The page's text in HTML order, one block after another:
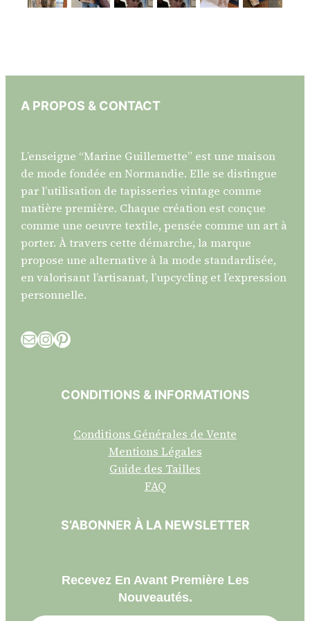
A PROPOS & CONTACT
L’enseigne “Marine Guillemette” est une maison
de mode fondée en Normandie. Elle se distingue
par l’utilisation de tapisseries vintage comme
matière première. Chaque création est conçue
comme une oeuvre textile, pensée comme un art à
porter. À travers cette démarche, la marque
propose une alternative à la mode standardisée,
en valorisant l’artisanat, l’upcycling et l’expression
personnelle.
E-mail InstagramPinterest
CONDITIONS & INFORMATIONS
Conditions Générales de Vente
Mentions Légales
Guide des Tailles
FAQ
S’ABONNER À LA NEWSLETTER
Recevez En Avant Première Les
Nouveautés.